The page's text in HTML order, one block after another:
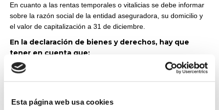
Esta página web usa cookies
En cuanto a las rentas temporales o vitalicias se debe informar
sobre la razón social de la entidad aseguradora, su domicilio y
el valor de capitalización a 31 de diciembre.
En la declaración de bienes y derechos, hay que
tener en cuenta que:
Se deben declarar las cuentas bancarias en las que exista una
También se deberá declarar la titularidad compartida que